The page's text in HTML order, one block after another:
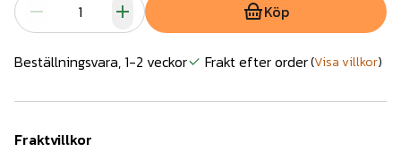
Köp
Beställningsvara, 1-2 veckor Frakt efter order(Visa villkor)
Fraktvillkor